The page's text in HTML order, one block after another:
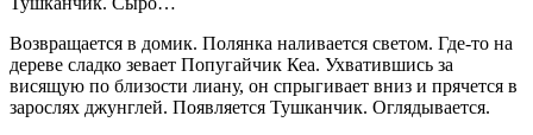
Возвращается в домик. Полянка наливается светом. Где-то на
дереве сладко зевает Попугайчик Кеа. Ухватившись за
висящую по близости лиану, он спрыгивает вниз и прячется в
зарослях джунглей. Появляется Тушканчик. Оглядывается.